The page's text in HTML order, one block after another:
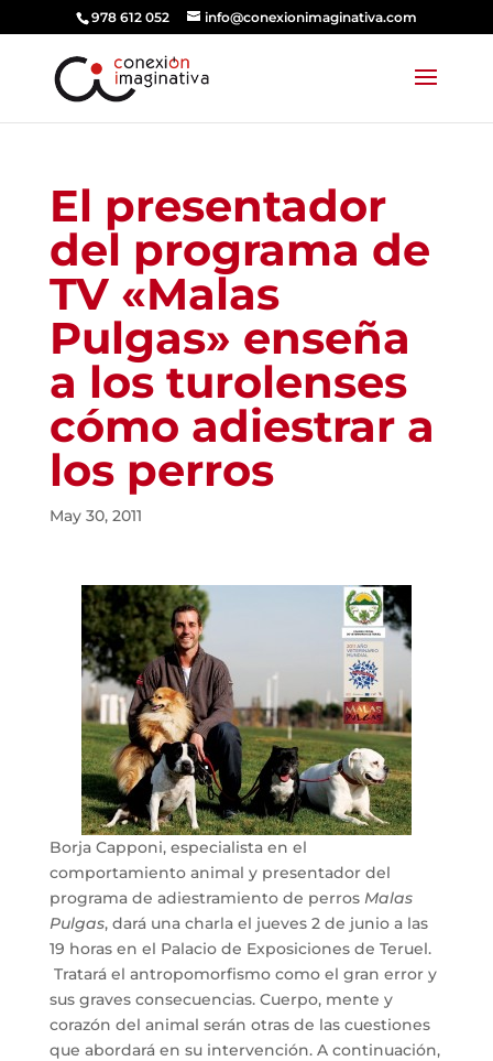
978 612 052 info@conexionimaginativa.com
El presentador
del programa de
TV «Malas
Pulgas» enseña
a los turolenses
cómo adiestrar a
los perros
May 30, 2011
Borja Capponi, especialista en el
comportamiento animal y presentador del
programa de adiestramiento de perros Malas
Pulgas, dará una charla el jueves 2 de junio a las
19 horas en el Palacio de Exposiciones de Teruel.
Tratará el antropomorfismo como el gran error y
sus graves consecuencias. Cuerpo, mente y
corazón del animal serán otras de las cuestiones
que abordará en su intervención. A continuación,